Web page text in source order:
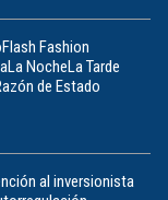
Flash Fashion
La NocheLa Tarde
de Estado
al inversionista